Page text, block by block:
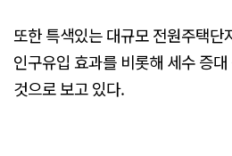
또한 특색있는 대규모 전원주택단
인구유입 효과를 비롯해 세수 증
것으로 보고 있다.